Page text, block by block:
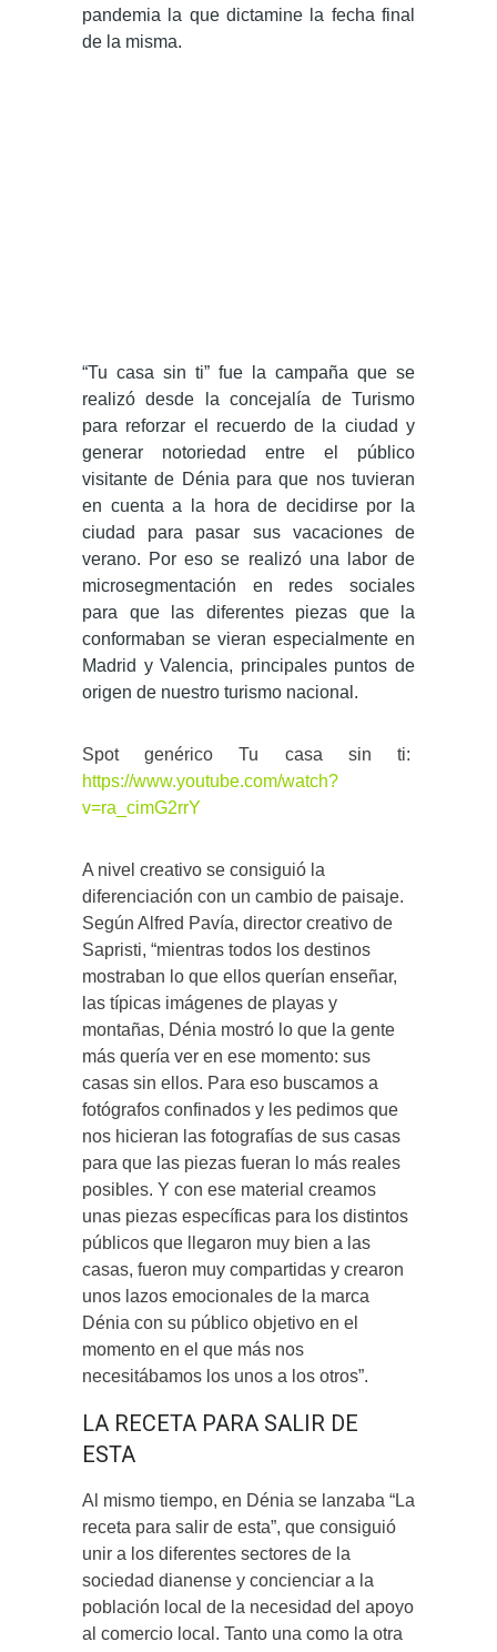
pandemia la que dictamine la fecha final
de la misma.
“Tu casa sin ti” fue la campaña que se
realizó desde la concejalía de Turismo
para reforzar el recuerdo de la ciudad y
generar notoriedad entre el público
visitante de Dénia para que nos tuvieran
en cuenta a la hora de decidirse por la
ciudad para pasar sus vacaciones de
verano. Por eso se realizó una labor de
microsegmentación en redes sociales
para que las diferentes piezas que la
conformaban se vieran especialmente en
Madrid y Valencia, principales puntos de
origen de nuestro turismo nacional.
Spot genérico Tu casa sin ti:
https://www.youtube.com/watch?
v=ra_cimG2rrY
A nivel creativo se consiguió la
diferenciación con un cambio de paisaje.
Según Alfred Pavía, director creativo de
Sapristi, “mientras todos los destinos
mostraban lo que ellos querían enseñar,
las típicas imágenes de playas y
montañas, Dénia mostró lo que la gente
más quería ver en ese momento: sus
casas sin ellos. Para eso buscamos a
fotógrafos confinados y les pedimos que
nos hicieran las fotografías de sus casas
para que las piezas fueran lo más reales
posibles. Y con ese material creamos
unas piezas específicas para los distintos
públicos que llegaron muy bien a las
casas, fueron muy compartidas y crearon
unos lazos emocionales de la marca
Dénia con su público objetivo en el
momento en el que más nos
necesitábamos los unos a los otros”.
LA RECETA PARA SALIR DE
ESTA
Al mismo tiempo, en Dénia se lanzaba “La
receta para salir de esta”, que consiguió
unir a los diferentes sectores de la
sociedad dianense y concienciar a la
población local de la necesidad del apoyo
al comercio local. Tanto una como la otra